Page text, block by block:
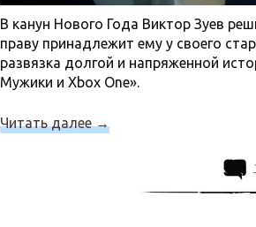
В канун Нового Года Виктор Зуев
праву принадлежит ему у своего
развязка долгой и напряженной
Мужики и Xbox One».
Читать далее →